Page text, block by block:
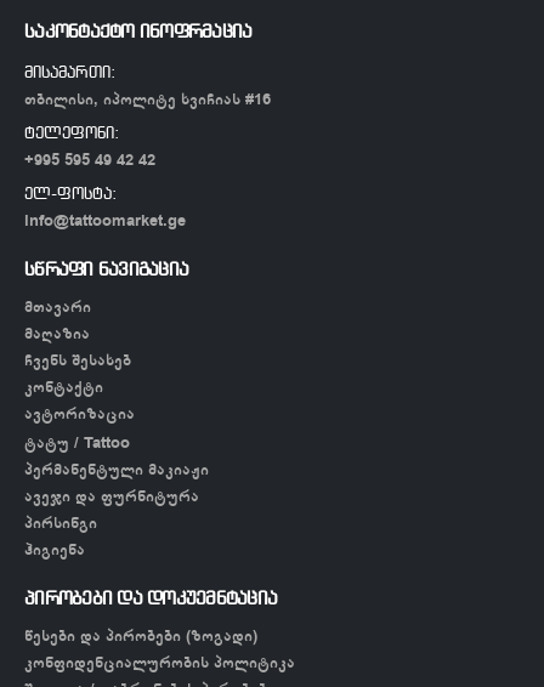
საკონტაქტო ინოფრმაცია
მისამართი:
თბილისი, იპოლიტე ხვიჩიას #16
ტელეფონი:
+995 595 49 42 42
ელ-ფოსტა:
info@tattoomarket.ge
სწრაფი ნავიგაცია
მთავარი
მაღაზია
ჩვენს შესახებ
კონტაქტი
ავტორიზაცია
ტატუ / Tattoo
პერმანენტული მაკიაჟი
ავეჯი და ფურნიტურა
პირსინგი
ჰიგიენა
პირობები და დოკუემნტაცია
წესები და პირობები (ზოგადი)
კონფიდენციალურობის პოლიტიკა